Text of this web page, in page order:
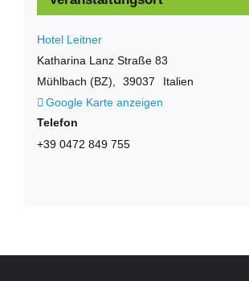
Hotel Leitner
Katharina Lanz Straße 83
Mühlbach (BZ)
39037
Italien
Google Karte anzeigen
Telefon
+39 0472 849 755